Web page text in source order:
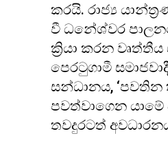
කරයි. රාජ්‍ය
වී ධනේශ්වර
ක්‍රියා කරන
පෙරටුගාමී
සන්ධානය, ‘පවතින
පවත්වාගෙන
තවදුරටත්